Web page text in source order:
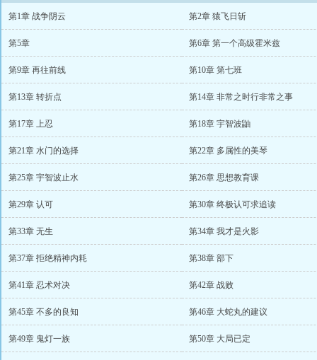
第1章 战争阴云 第2章 猿飞日斩
第5章 第6章 第一个高级霍米兹
第9章 再往前线 第10章 第七班
第13章 转折点 第14章 非常之时行非常之事
第17章 上忍 第18章 宇智波鼬
第21章 水门的选择 第22章 多属性的美琴
第25章 宇智波止水 第26章 思想教育课
第29章 认可 第30章 终极认可求追读
第33章 无生 第34章 我才是火影
第37章 拒绝精神内耗 第38章 部下
第41章 忍术对决 第42章 战败
第45章 不多的良知 第46章 大蛇丸的建议
第49章 鬼灯一族 第50章 大局已定